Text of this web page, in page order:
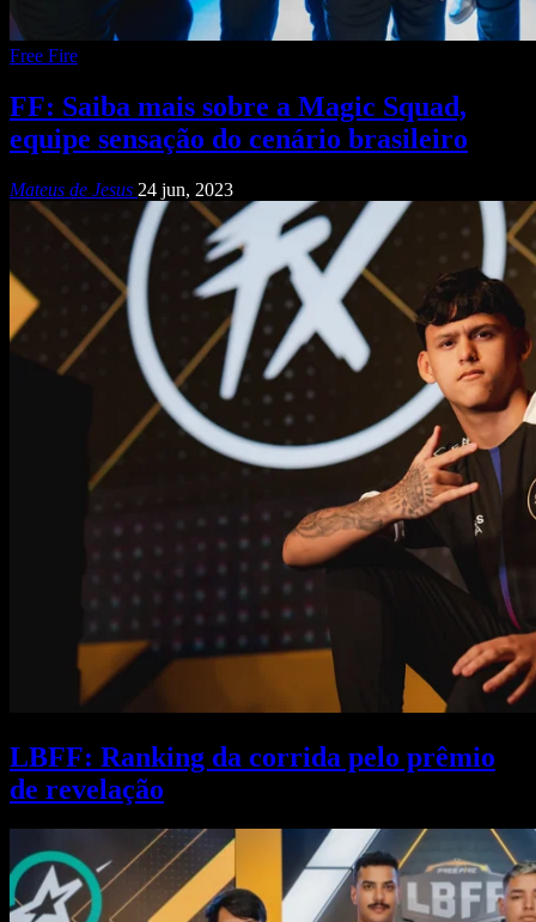
Free Fire
FF: Saiba mais sobre a Magic Squad,
equipe sensação do cenário brasileiro
Mateus de Jesus 24 jun, 2023
LBFF: Ranking da corrida pelo prêmio
de revelação